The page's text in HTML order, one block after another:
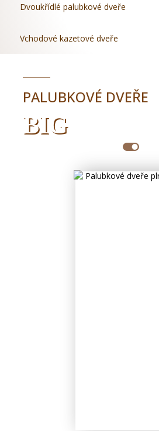
Dvoukřídlé palubkové dveře
Vchodové kazetové dveře
PALUBKOVÉ DVEŘE
BIG